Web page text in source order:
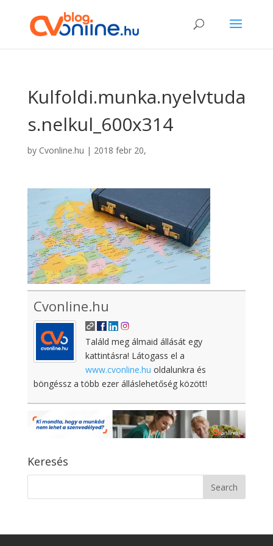
Kulfoldi.munka.nyelvtuda
s.nelkul_600x314
by Cvonline.hu | 2018 febr 20,
Cvonline.hu
Találd meg álmaid állását egy
kattintásra! Látogass el a
www.cvonline.hu oldalunkra és
böngéssz a több ezer álláslehetőség között!
Keresés